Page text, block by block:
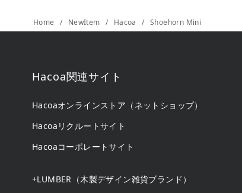
Home NewItem Hacoa Shoehorn Mini
Hacoa関連サイト
Hacoaオンラインストア（ネットショップ）
Hacoaリクルートサイト
Hacoaコーポレートサイト
+LUMBER（木製デザイン雑貨ブランド）